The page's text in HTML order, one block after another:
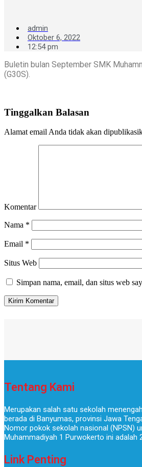
admin
Oktober 6, 2022
12:54 pm
Buletin bulan September SMK
(G30S).
Tinggalkan Balasan
Alamat email Anda tidak akan
Komentar
Nama *
Email *
Situs Web
Simpan nama, email, dan situs web
Tentang Kami
Merupakan salah satu sekolah
berada di Banyumas, provinsi Jawa
Nomor pokok sekolah nasional (NPSN)
Muhammadiyah 1 Purwokerto ini adalah
Link Penting